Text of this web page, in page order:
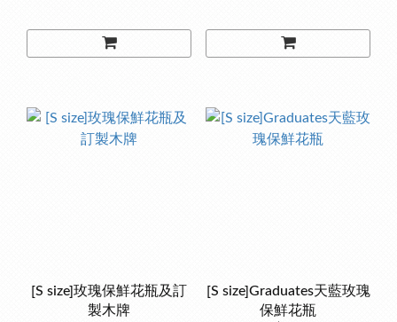
[S size]玫瑰保鮮花瓶及訂
製木牌
[S size]Graduates天藍玫瑰
保鮮花瓶